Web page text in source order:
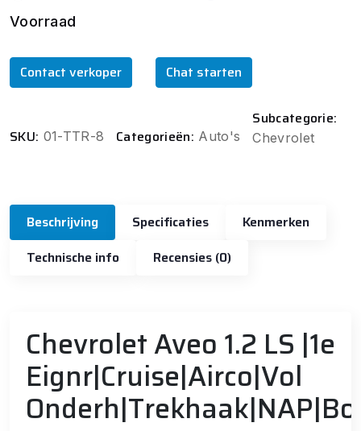
Voorraad
Contact verkoper Chat starten
SKU: 01-TTR-8 Categorieën: Auto's
Subcategorie:
Chevrolet
Beschrijving Specificaties
Kenmerken
Technische info
Recensies (0)
Chevrolet Aveo 1.2 LS |1e
Eignr|Cruise|Airco|Vol